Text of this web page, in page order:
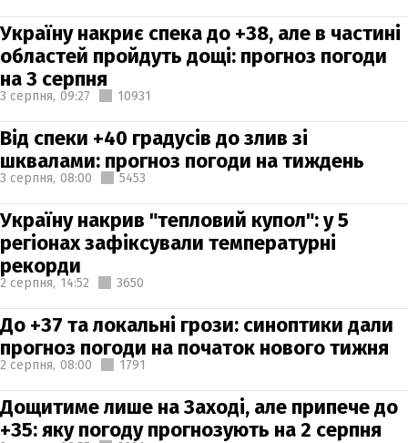
Україну накриє спека до +38, але в частині
областей пройдуть дощі: прогноз погоди
на 3 серпня
3 серпня, 09:27 10931
Від спеки +40 градусів до злив зі
шквалами: прогноз погоди на тиждень
3 серпня, 08:00 5453
Україну накрив "тепловий купол": у 5
регіонах зафіксували температурні
рекорди
2 серпня, 14:52 3650
До +37 та локальні грози: синоптики дали
прогноз погоди на початок нового тижня
2 серпня, 08:00 1791
Дощитиме лише на Заході, але припече до
+35: яку погоду прогнозують на 2 серпня